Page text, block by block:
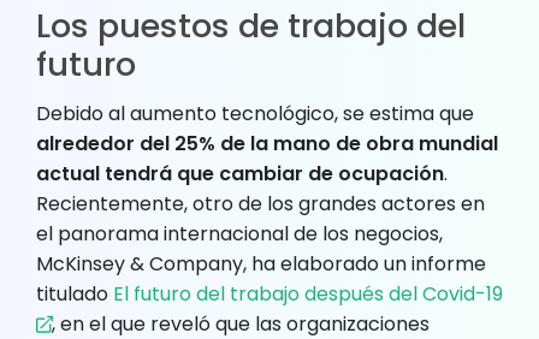
Los puestos de trabajo del
futuro
Debido al aumento tecnológico, se estima que
alrededor del 25% de la mano de obra mundial
actual tendrá que cambiar de ocupación.
Recientemente, otro de los grandes actores en
el panorama internacional de los negocios,
McKinsey & Company, ha elaborado un informe
titulado El futuro del trabajo después del Covid-19
, en el que reveló que las organizaciones